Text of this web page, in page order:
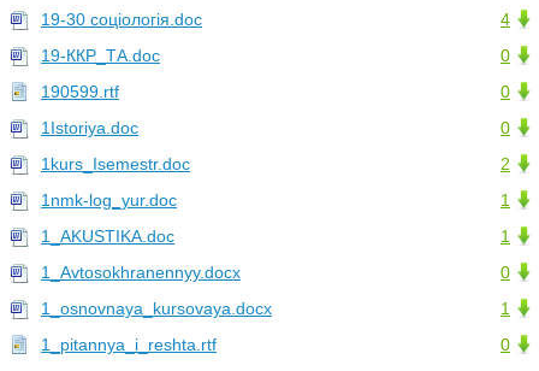
4
19-30 соціологія.doc
0
19-ККР_ТА.doc
0
190599.rtf
0
1Istoriya.doc
2
1kurs_Isemestr.doc
1
1nmk-log_yur.doc
1
1_AKUSTIKA.doc
0
1_Avtosokhranennyy.docx
1
1_osnovnaya_kursovaya.docx
0
1_pitannya_i_reshta.rtf